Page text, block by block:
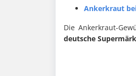
Ankerkraut
Die Ankerkraut-
deutsche